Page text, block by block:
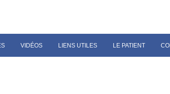
VIDÉOS LIENS UTILES LE PATIENT